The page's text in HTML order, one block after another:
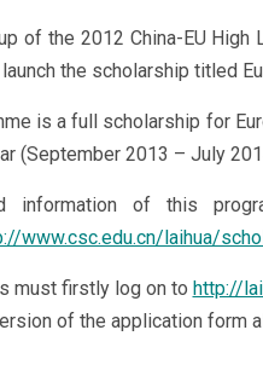
of the 2012 China-EU High
the scholarship titled
is a full scholarship for
(September 2013 – July
information of this
www.csc.edu.cn/laihua/
must firstly log on to http://
of the application form